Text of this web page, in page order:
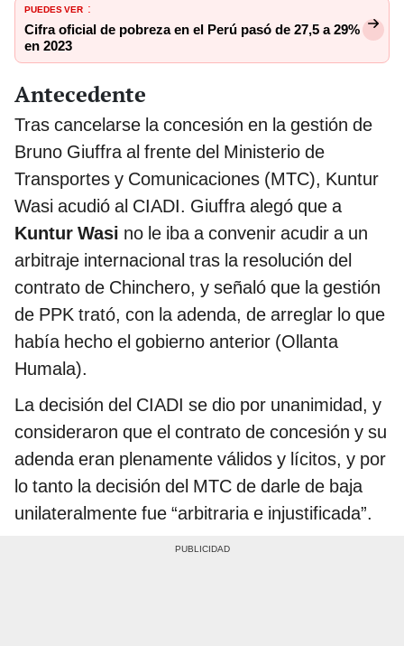
PUEDES VER :
Cifra oficial de pobreza en el Perú pasó de 27,5 a 29%
en 2023
Antecedente
Tras cancelarse la concesión en la gestión de
Bruno Giuffra al frente del Ministerio de
Transportes y Comunicaciones (MTC), Kuntur
Wasi acudió al CIADI. Giuffra alegó que a
Kuntur Wasi no le iba a convenir acudir a un
arbitraje internacional tras la resolución del
contrato de Chinchero, y señaló que la gestión
de PPK trató, con la adenda, de arreglar lo que
había hecho el gobierno anterior (Ollanta
Humala).
La decisión del CIADI se dio por unanimidad, y
consideraron que el contrato de concesión y su
adenda eran plenamente válidos y lícitos, y por
lo tanto la decisión del MTC de darle de baja
unilateralmente fue “arbitraria e injustificada”.